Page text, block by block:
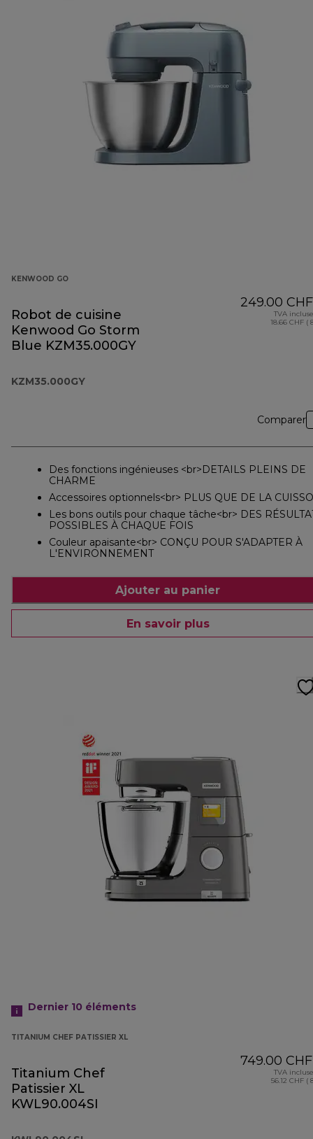
KENWOOD GO
Robot de cuisine
Kenwood Go Storm
Blue KZM35.000GY
KZM35.000GY
249.00 CHF
TVA
18.66 CHF (
Comparer
Des fonctions ingénieuses <br>DETAILS PLEINS DE
CHARME
Accessoires optionnels<br> PLUS QUE DE LA
Les bons outils pour chaque tâche<br> DES
POSSIBLES À CHAQUE FOIS
Couleur apaisante<br> CONÇU POUR S'ADAPTER À
L'ENVIRONNEMENT
Ajouter au panier
En savoir plus
Dernier 10 éléments
TITANIUM CHEF PATISSIER XL
Titanium Chef
Patissier XL
KWL90.004SI
749.00 CHF
TVA
56.12 CHF (